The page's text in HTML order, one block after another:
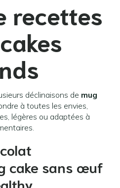
recettes
déclinaisons de mug
à toutes les envies,
légères ou adaptées à
cake sans œuf